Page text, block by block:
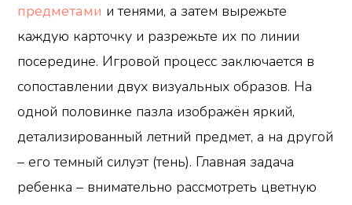
предметами и тенями, а затем вырежьте
каждую карточку и разрежьте их по линии
посередине. Игровой процесс заключается в
сопоставлении двух визуальных образов. На
одной половинке пазла изображён яркий,
детализированный летний предмет, а на другой
– его темный силуэт (тень). Главная задача
ребенка – внимательно рассмотреть цветную